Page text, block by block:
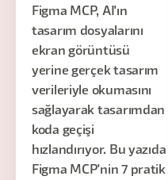
Figma MCP, AI'ın
tasarım dosyalarını
ekran görüntüsü
yerine gerçek tasarım
verileriyle okumasını
sağlayarak tasarımdan
koda geçişi
hızlandırıyor. Bu yazıda
Figma MCP'nin 7 pratik